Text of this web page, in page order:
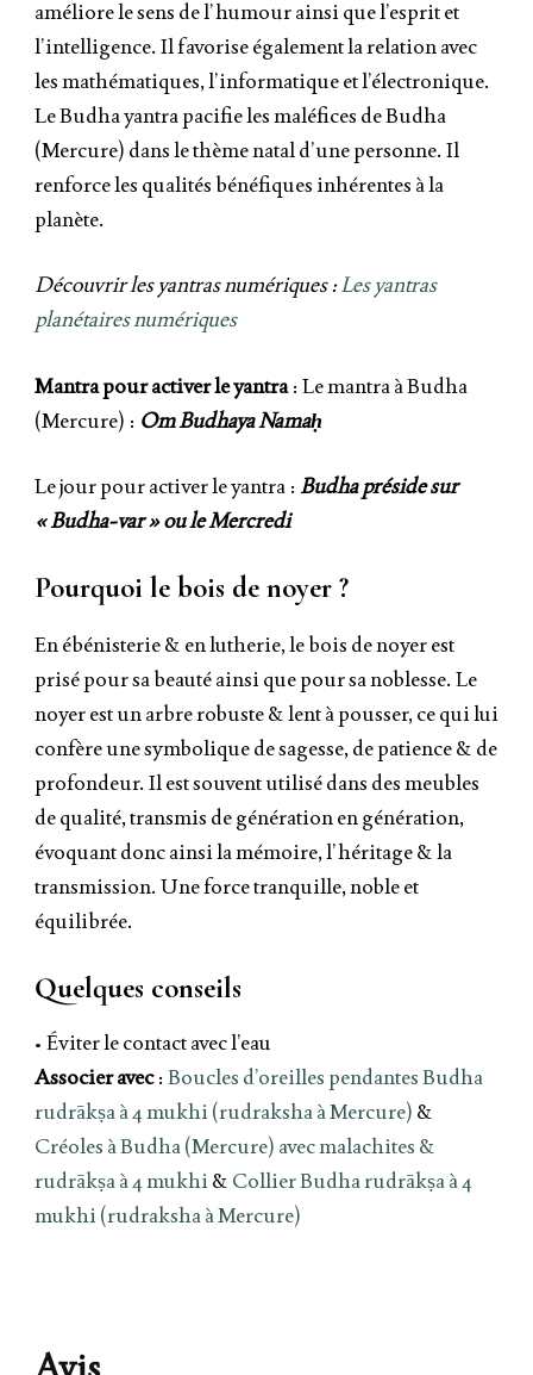
améliore le sens de l’humour ainsi que l’esprit et
l’intelligence. Il favorise également la relation avec
les mathématiques, l’informatique et l’électronique.
Le Budha yantra pacifie les maléfices de Budha
(Mercure) dans le thème natal d’une personne. Il
renforce les qualités bénéfiques inhérentes à la
planète.
Découvrir les yantras numériques :Les yantras
planétaires numériques
Mantra pour activer le yantra: Le mantra à Budha
(Mercure) : Om Budhaya Namaḥ
Le jour pour activer le yantra : Budhapréside sur
«Budha-var » ou le Mercredi
Pourquoi le bois de noyer ?
En ébénisterie & en lutherie, le bois de noyer est
prisé pour sa beauté ainsi que pour sa noblesse. Le
noyer est un arbre robuste & lent à pousser, ce qui lui
confère une symbolique de sagesse, de patience & de
profondeur. Il est souvent utilisé dans des meubles
de qualité, transmis de génération en génération,
évoquant donc ainsi la mémoire, l’héritage & la
transmission. Une force tranquille, noble et
équilibrée.
Quelques conseils
• Éviter le contact avec l’eau
Associer avec: Boucles d’oreilles pendantes Budha
rudrākṣa à 4 mukhi (rudraksha à Mercure) &
Créoles à Budha (Mercure) avec malachites &
rudrākṣa à 4 mukhi & Collier Budha rudrākṣa à 4
mukhi (rudraksha à Mercure)